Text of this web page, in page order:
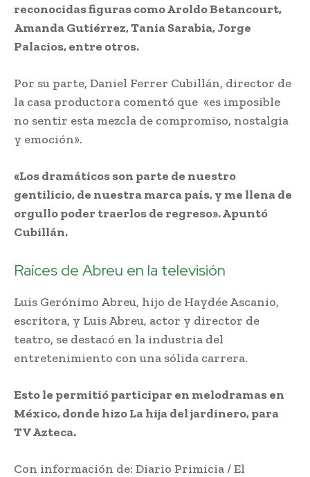
reconocidas figuras como Aroldo Betancourt,
Amanda Gutiérrez, Tania Sarabia, Jorge
Palacios, entre otros.
Por su parte, Daniel Ferrer Cubillán, director de
la casa productora comentó que «es imposible
no sentir esta mezcla de compromiso, nostalgia
y emoción».
«Los dramáticos son parte de nuestro
gentilicio, de nuestra marca país, y me llena de
orgullo poder traerlos de regreso». Apuntó
Cubillán.
Raíces de Abreu en la televisión
Luis Gerónimo Abreu, hijo de Haydée Ascanio,
escritora, y Luis Abreu, actor y director de
teatro, se destacó en la industria del
entretenimiento con una sólida carrera.
Esto le permitió participar en melodramas en
México, donde hizo La hija del jardinero, para
TV Azteca.
Con información de: Diario Primicia / El